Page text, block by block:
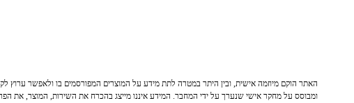
האתר הוקם מיוזמה אישית, ובין היתר במטרה לתת מידע על המוצרים המפורסמים בו ולאפשר ערוץ
ומבוסס על מחקר אישי שנערך על ידי המחבר. המידע איננו מייצג בהכרח את השירות, המוצר, את